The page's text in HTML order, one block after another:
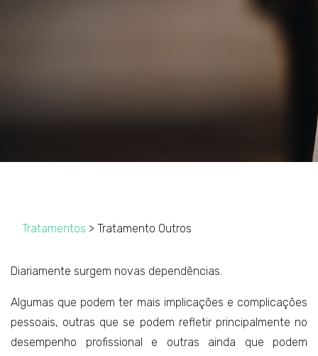
Tratamentos > Tratamento Outros
Diariamente surgem novas dependências.
Algumas que podem ter mais implicações e complicações
pessoais, outras que se podem refletir principalmente no
desempenho profissional e outras ainda que podem